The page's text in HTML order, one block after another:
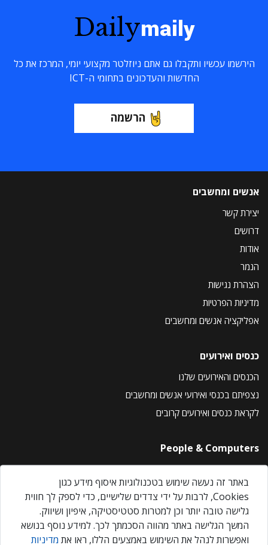
Dailymaily
הירשמו עכשיו ותקבלו גם אתם ניוזלטר מקצועי יומי, המרכז את כל
החדשות והעדכונים בתחומי ה-ICT
הרשמה
אנשים ומחשבים
יצירת קשר
דרושים
אודות
הנמר
הצהרת נגישות
מדיניות הפרטיות
אפליקציה אנשים ומחשבים
כנסים ואירועים
הכנסים והאירועים שלנו
נצפיתם בכנסי ואירועי אנשים ומחשבים
לקראת כנסים ואירועים קרובים
People & Computers
About Us
Privacy Policy
Contact Us
Our Events
באתר זה נעשה שימוש בטכנולוגיות איסוף מידע כגון
Cookies, לרבות על ידי צדדים שלישיים, כדי לספק לך חווית
גלישה טובה יותר וכן למטרות סטטיסטיקה, איפיון ושיווק.
המשך הגלישה באתר מהווה הסכמתך לכך. למידע נוסף בנושא
ואפשרות לנהל את השימוש באמצעים הללו, ראו את מדיניות